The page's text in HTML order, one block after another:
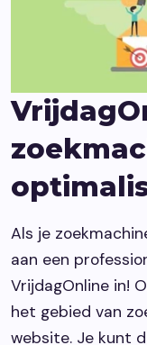
Kennisbank
Als je
aan een
VrijdagOnline in!
het gebied van
website. Je kunt